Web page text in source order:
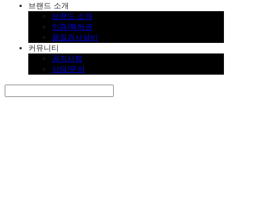
브랜드 소개
브랜드 소개
인증/특허권
품질검사설비
커뮤니티
공지사항
상담/문의